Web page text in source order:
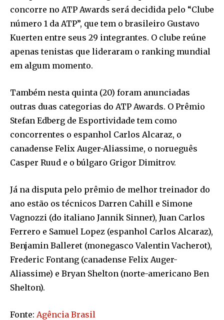
concorre no ATP Awards será decidida pelo “Clube
número 1 da ATP”, que tem o brasileiro Gustavo
Kuerten entre seus 29 integrantes. O clube reúne
apenas tenistas que lideraram o ranking mundial
em algum momento.
Também nesta quinta (20) foram anunciadas
outras duas categorias do ATP Awards. O Prêmio
Stefan Edberg de Esportividade tem como
concorrentes o espanhol Carlos Alcaraz, o
canadense Felix Auger-Aliassime, o norueguês
Casper Ruud e o búlgaro Grigor Dimitrov.
Já na disputa pelo prêmio de melhor treinador do
ano estão os técnicos Darren Cahill e Simone
Vagnozzi (do italiano Jannik Sinner), Juan Carlos
Ferrero e Samuel Lopez (espanhol Carlos Alcaraz),
Benjamin Balleret (monegasco Valentin Vacherot),
Frederic Fontang (canadense Felix Auger-
Aliassime) e Bryan Shelton (norte-americano Ben
Shelton).
Fonte: Agência Brasil